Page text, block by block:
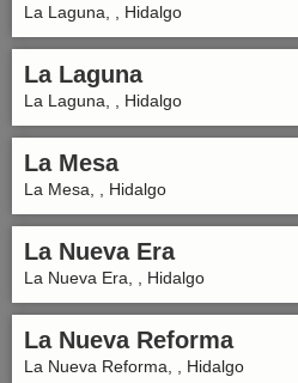
La Laguna, , Hidalgo
La Laguna
La Laguna, , Hidalgo
La Mesa
La Mesa, , Hidalgo
La Nueva Era
La Nueva Era, , Hidalgo
La Nueva Reforma
La Nueva Reforma, , Hidalgo